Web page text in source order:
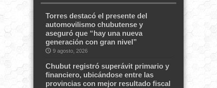
Torres destacó el presente del
automovilismo chubutense y
aseguró que “hay una nueva
generación con gran nivel”
9 agosto, 2026
Chubut registró superávit primario y
financiero, ubicándose entre las
provincias con mejor resultado fiscal